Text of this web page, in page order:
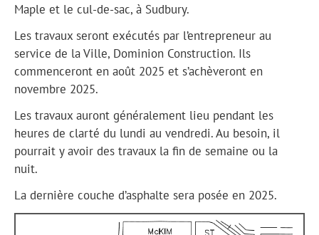
Maple et le cul-de-sac, à Sudbury.
Les travaux seront exécutés par l’entrepreneur au
service de la Ville, Dominion Construction. Ils
commenceront en août 2025 et s’achèveront en
novembre 2025.
Les travaux auront généralement lieu pendant les
heures de clarté du lundi au vendredi. Au besoin, il
pourrait y avoir des travaux la fin de semaine ou la
nuit.
La dernière couche d’asphalte sera posée en 2025.